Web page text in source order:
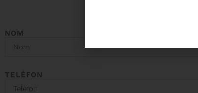
NOM
TELÈFON